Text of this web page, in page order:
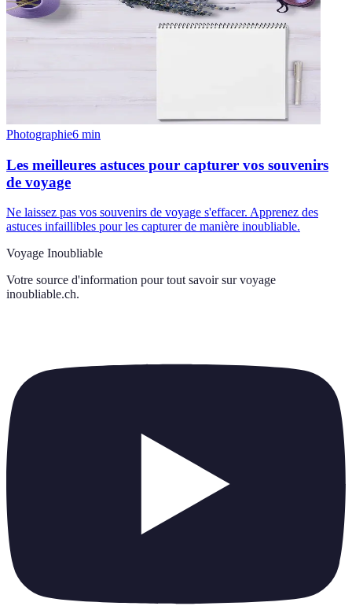
Photographie6 min
Les meilleures astuces pour capturer vos souvenirs
de voyage
Ne laissez pas vos souvenirs de voyage s'effacer. Apprenez des
astuces infaillibles pour les capturer de manière inoubliable.
Voyage Inoubliable
Votre source d'information pour tout savoir sur voyage
inoubliable.ch.